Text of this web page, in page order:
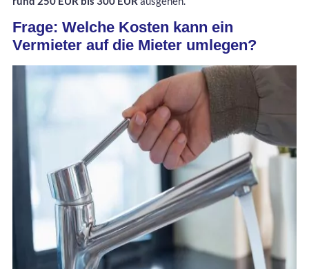
Frage: Welche Kosten kann ein
Vermieter auf die Mieter umlegen?